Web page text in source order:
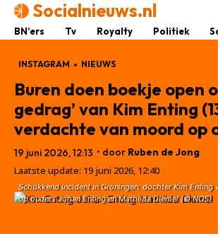
Socialnieuws.nl
BN’ers Tv Royalty Politiek
INSTAGRAM NIEUWS
Buren doen boekje open
gedrag’ van Kim Enting
verdachte van moord op
19 juni 2026, 12:13 • door Ruben de Jong
Laatste update: 19 juni 2026, 12:40
Schokkend incident in Groningen: dochter Kim Enting
op ouders Johan Enting en Mathilda Diemel (© NOS)